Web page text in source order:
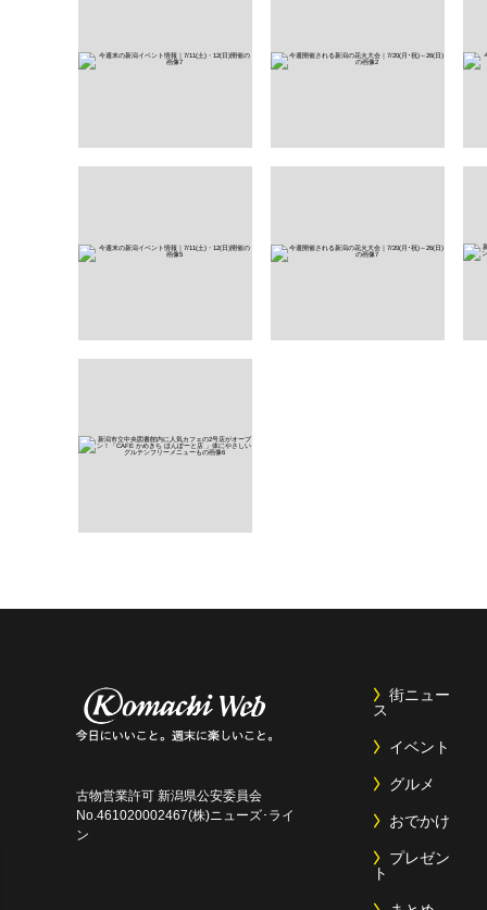
古物営業許可 新潟県公安委員会
No.461020002467(株)ニューズ･ライ
ン
街ニュー
ス
イベント
グルメ
おでかけ
プレゼン
ト